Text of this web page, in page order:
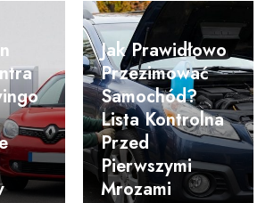
Jak Prawidłowo
Przezimować
Samochód?
Lista Kontrolna
Przed
Pierwszymi
Mrozami